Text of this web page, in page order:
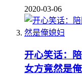
2020-03-06
开心笑话：
女方竟然是